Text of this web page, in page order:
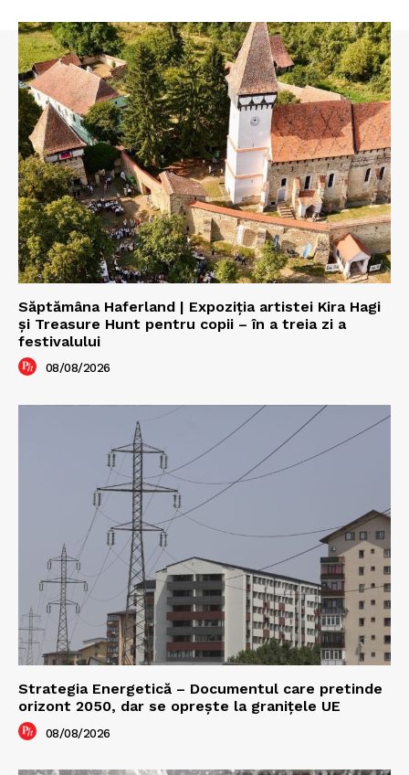
Săptămâna Haferland | Expoziţia artistei Kira Hagi
şi Treasure Hunt pentru copii – în a treia zi a
festivalului
08/08/2026
Strategia Energetică – Documentul care pretinde
orizont 2050, dar se oprește la granițele UE
08/08/2026